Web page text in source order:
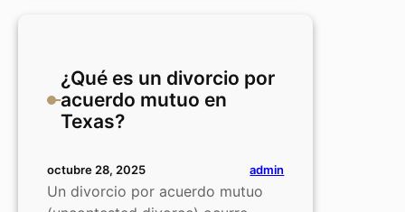
¿Qué es un divorcio por
acuerdo mutuo en
Texas?
octubre 28, 2025 admin
Un divorcio por acuerdo mutuo